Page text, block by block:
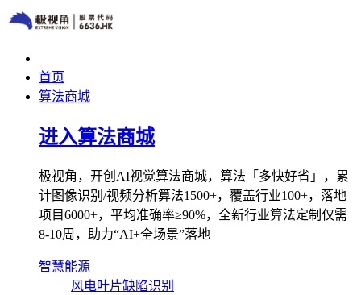
首页
算法商城
进入算法商城
极视角，开创AI视觉算法商城，算法「多快好省」，累
计图像识别/视频分析算法1500+，覆盖行业100+，落地
项目6000+，平均准确率≥90%，全新行业算法定制仅需
8-10周，助力“AI+全场景”落地
智慧能源
风电叶片缺陷识别